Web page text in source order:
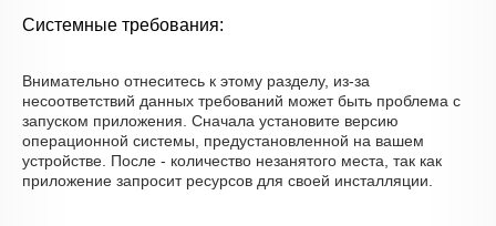
Системные требования:
Внимательно отнеситесь к этому разделу, из-за
несоответствий данных требований может быть проблема с
запуском приложения. Сначала установите версию
операционной системы, предустановленной на вашем
устройстве. После - количество незанятого места, так как
приложение запросит ресурсов для своей инсталляции.